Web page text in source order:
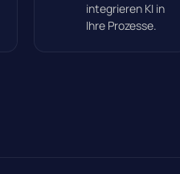
integrieren KI in
Ihre Prozesse.